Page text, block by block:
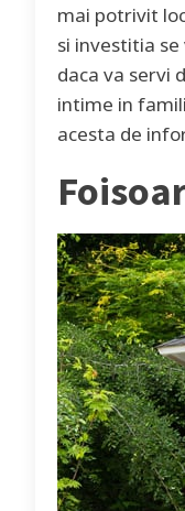
mai potrivit
si investitia
daca va servi
intime in
acesta de